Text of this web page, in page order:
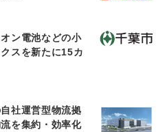
ン電池などの小
スを新たに15カ
社運営型物流拠
を集約・効率化